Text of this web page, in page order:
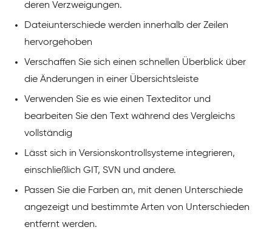
deren Verzweigungen.
Dateiunterschiede werden innerhalb der Zeilen
hervorgehoben
Verschaffen Sie sich einen schnellen Überblick über
die Änderungen in einer Übersichtsleiste
Verwenden Sie es wie einen Texteditor und
bearbeiten Sie den Text während des Vergleichs
vollständig
Lässt sich in Versionskontrollsysteme integrieren,
einschließlich GIT, SVN und andere.
Passen Sie die Farben an, mit denen Unterschiede
angezeigt und bestimmte Arten von Unterschieden
entfernt werden.